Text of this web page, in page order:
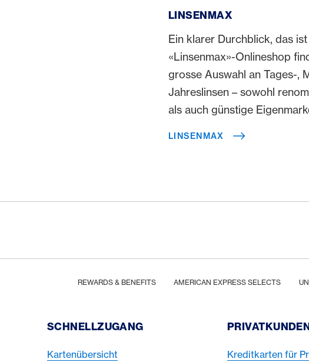
LINSENMAX
Ein klarer Durchblick, das
«Linsenmax»-Onlineshop
grosse Auswahl an Tages-,
Jahreslinsen – sowohl
als auch günstige
LINSENMAX
Footer
REWARDS & BENEFITS AMERICAN EXPRESS SELECTS
Footer Navigation
SCHNELLZUGANG
Kartenübersicht Kreditkarten für